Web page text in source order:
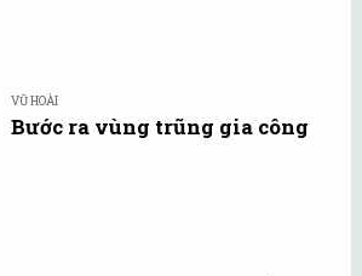
VŨ HOÀI
Bước ra vùng trũng gia công